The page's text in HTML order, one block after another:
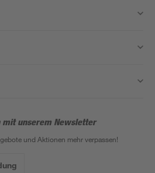
mit unserem Newsletter
und Aktionen mehr verpassen!